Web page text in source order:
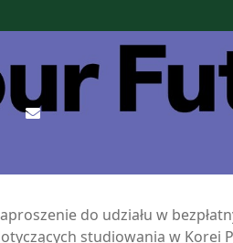
do udziału w
studiowania w Korei